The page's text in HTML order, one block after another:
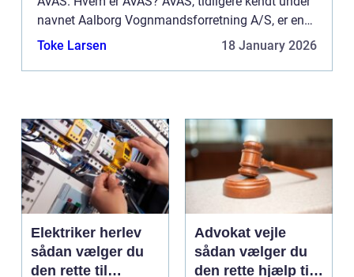
navnet Aalborg Vognmandsforretning A/S, er en
transport virksomhed med base i det nordjyske.
Toke Larsen 18 January 2026
Elektriker herlev
sådan vælger du
den rette til
Advokat vejle
sådan vælger du
den rette hjælp til